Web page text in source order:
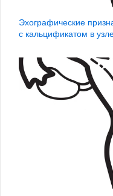
Эхографические
с кальцификатом в